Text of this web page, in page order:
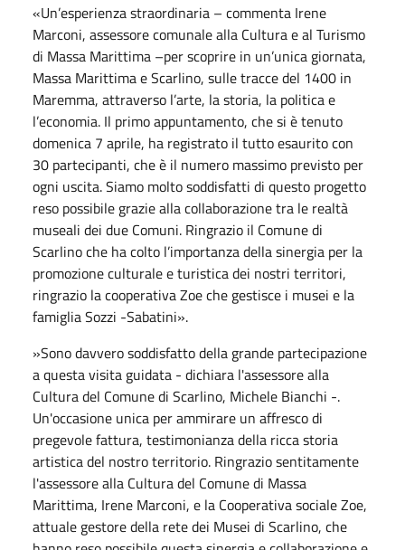
«Un’esperienza straordinaria – commenta Irene
Marconi, assessore comunale alla Cultura e al Turismo
di Massa Marittima –per scoprire in un’unica giornata,
Massa Marittima e Scarlino, sulle tracce del 1400 in
Maremma, attraverso l’arte, la storia, la politica e
l’economia. Il primo appuntamento, che si è tenuto
domenica 7 aprile, ha registrato il tutto esaurito con
30 partecipanti, che è il numero massimo previsto per
ogni uscita. Siamo molto soddisfatti di questo progetto
reso possibile grazie alla collaborazione tra le realtà
museali dei due Comuni. Ringrazio il Comune di
Scarlino che ha colto l’importanza della sinergia per la
promozione culturale e turistica dei nostri territori,
ringrazio la cooperativa Zoe che gestisce i musei e la
famiglia Sozzi -Sabatini».
»Sono davvero soddisfatto della grande partecipazione
a questa visita guidata - dichiara l'assessore alla
Cultura del Comune di Scarlino, Michele Bianchi -.
Un'occasione unica per ammirare un affresco di
pregevole fattura, testimonianza della ricca storia
artistica del nostro territorio. Ringrazio sentitamente
l'assessore alla Cultura del Comune di Massa
Marittima, Irene Marconi, e la Cooperativa sociale Zoe,
attuale gestore della rete dei Musei di Scarlino, che